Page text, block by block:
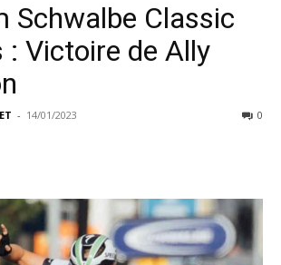
Schwalbe Classic
: Victoire de Ally
- 14/01/2023 0